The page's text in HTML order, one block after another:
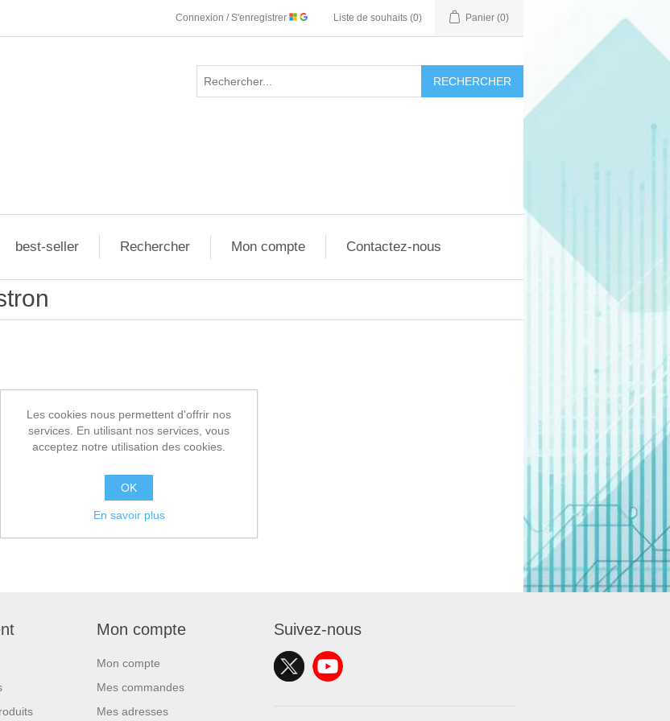
Connexion / S'enregistrer Liste de souhaits (0) Panier (0)
RECHERCHER
best-seller Rechercher Mon compte Contactez-nous
Mon compte
Mon compte
Mes commandes
Mes adresses
Suivez-nous
Les cookies nous permettent d'offrir nos
services. En utilisant nos services, vous
acceptez notre utilisation des cookies.
OK
En savoir plus